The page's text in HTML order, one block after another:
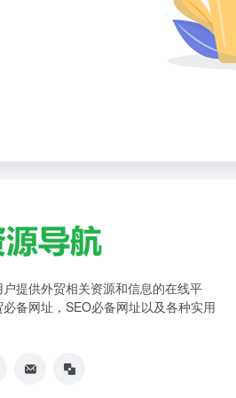
提供外贸相关资源和信息的在线平
备网址，SEO必备网址以及各种实用